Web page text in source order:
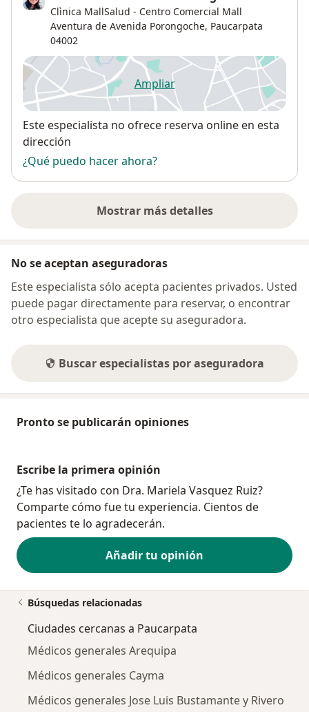
Clìnica MallSalud - Centro Comercial Mall
Aventura de Avenida Porongoche, Paucarpata
04002
Ampliarse abre en una nueva
Disponibilidad
Este especialista no ofrece reserva online en esta
dirección
¿Qué puedo hacer ahora?
Mostrar más detalles
sobre la dirección
No se aceptan aseguradoras
Este especialista sólo acepta pacientes privados. Usted
puede pagar directamente para reservar, o encontrar
otro especialista que acepte su aseguradora.
Buscar especialistas por aseguradora
Pronto se publicarán opiniones
Escribe la primera opinión
¿Te has visitado con Dra. Mariela Vasquez Ruiz?
Comparte cómo fue tu experiencia. Cientos de
pacientes te lo agradecerán.
Añadir tu opinión
Búsquedas relacionadas
Ciudades cercanas a Paucarpata
Médicos generales Arequipa
Médicos generales Cayma
Médicos generales Jose Luis Bustamante y Rivero